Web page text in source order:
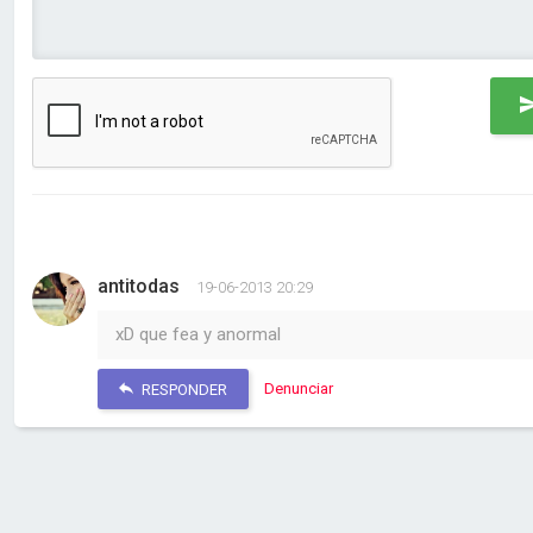
antitodas 19-06-2013 20:29
xD que fea y anormal
RESPONDER Denunciar